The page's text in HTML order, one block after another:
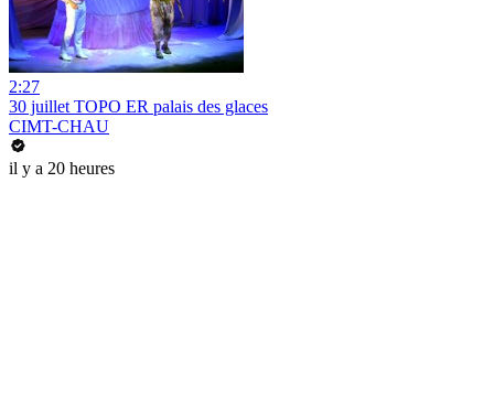
2:27
30 juillet TOPO ER palais des glaces
CIMT-CHAU
il y a 20 heures